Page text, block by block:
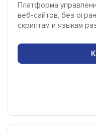
Платформа
веб-сайтов, без
скриптам и языкам